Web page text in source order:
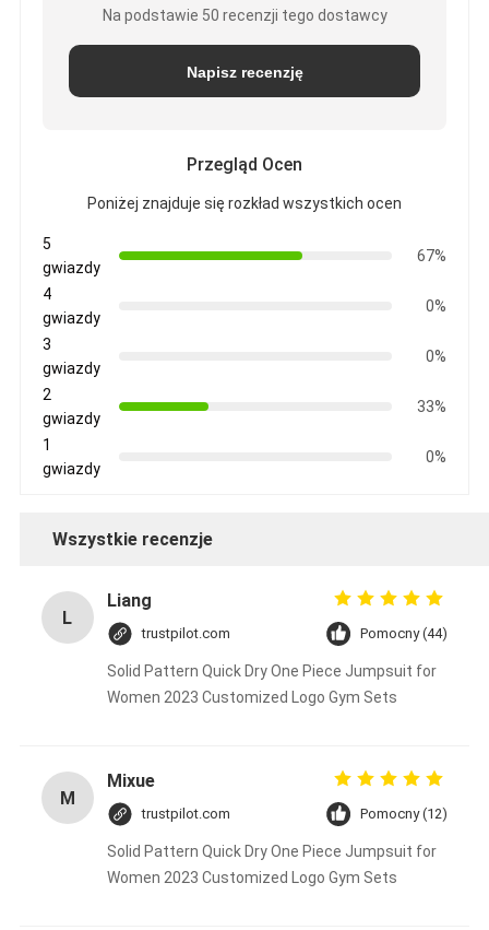
Na podstawie 50 recenzji tego dostawcy
Napisz recenzję
Przegląd Ocen
Poniżej znajduje się rozkład wszystkich ocen
5
gwiazdy
67%
4
gwiazdy
0%
3
gwiazdy
0%
2
gwiazdy
33%
1
gwiazdy
0%
Wszystkie recenzje
L
Liang
trustpilot.com Pomocny (44)
Solid Pattern Quick Dry One Piece Jumpsuit for
Women 2023 Customized Logo Gym Sets
M
Mixue
trustpilot.com Pomocny (12)
Solid Pattern Quick Dry One Piece Jumpsuit for
Women 2023 Customized Logo Gym Sets